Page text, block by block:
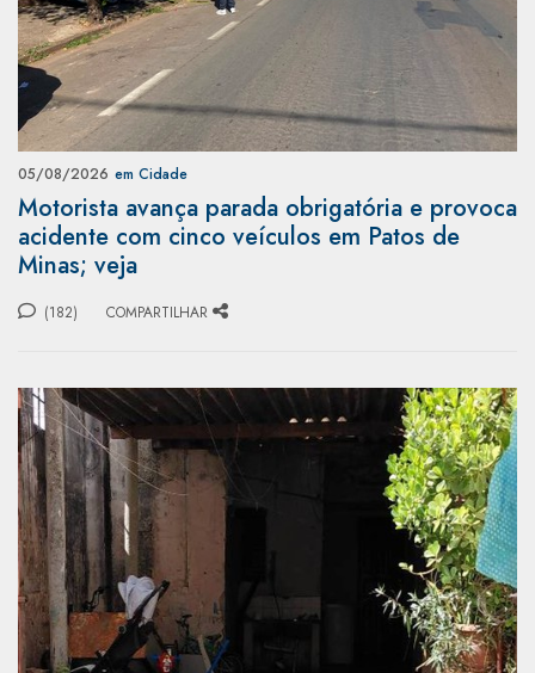
05/08/2026 em Cidade
Motorista avança parada obrigatória e provoca
acidente com cinco veículos em Patos de
Minas; veja
(182) COMPARTILHAR